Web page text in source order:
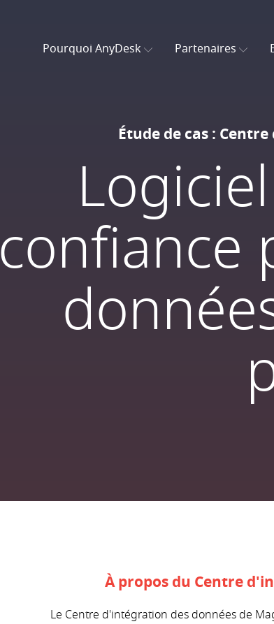
Pourquoi AnyDesk
Partenaires
Étude de cas :
confiance
À propos du Centre
Le Centre d'intégration des données de